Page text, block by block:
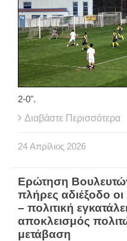
2-0".
Διαβάστε Περισσότερα
24 Απρίλιος 2026
Ερώτηση
πλήρες αδιέξοδο οι
– πολιτική
αποκλεισμός
μετάβαση